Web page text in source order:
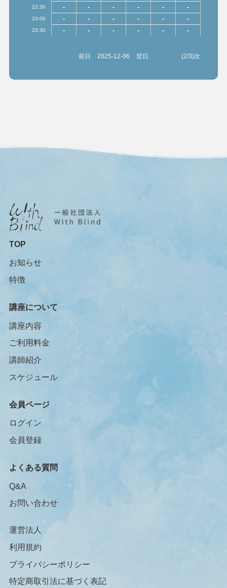
22:30 - - - - - -
23:00 - - - - - -
23:30 - - - - - -
前日 2025-12-06 翌日 (2/3)次
TOP
お知らせ
特徴
講座について
講座内容
ご利用料金
講師紹介
スケジュール
会員ページ
ログイン
会員登録
よくある質問
Q&A
お問い合わせ
運営法人
利用規約
プライバシーポリシー
特定商取引法に基づく表記